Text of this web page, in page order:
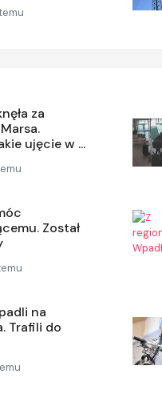
za
ujęcie w ...
Został
na
Trafili do